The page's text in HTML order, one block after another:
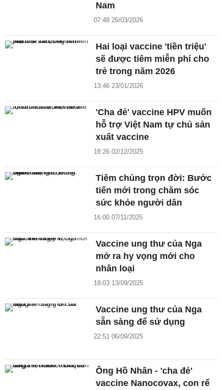
Nam
07:48 26/03/2026
Hai loại vaccine 'tiền triệu'
sẽ được tiêm miễn phí cho
trẻ trong năm 2026
13:46 23/01/2026
'Cha đẻ' vaccine HPV muốn
hỗ trợ Việt Nam tự chủ sản
xuất vaccine
18:26 02/12/2025
Tiêm chủng trọn đời: Bước
tiến mới trong chăm sóc
sức khỏe người dân
16:00 07/11/2025
Vaccine ung thư của Nga
mở ra hy vọng mới cho
nhân loại
18:03 13/09/2025
Vaccine ung thư của Nga
sẵn sàng để sử dụng
22:51 06/09/2025
Ông Hồ Nhân - 'cha đẻ'
vaccine Nanocovax, con rể